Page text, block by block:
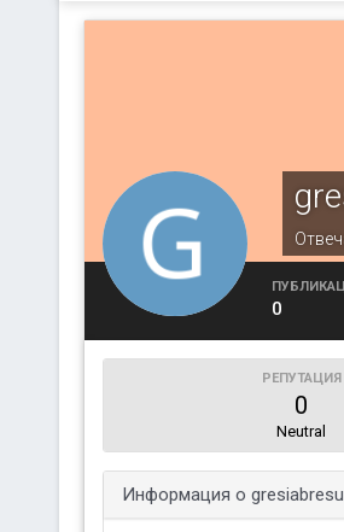
0
РЕПУТАЦИЯ
0
Neutral
Информация о